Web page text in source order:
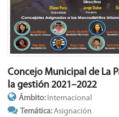
Concejo Municipal de La
la gestión 2021–2022
Ámbito: Internacional
Temática:Asignación